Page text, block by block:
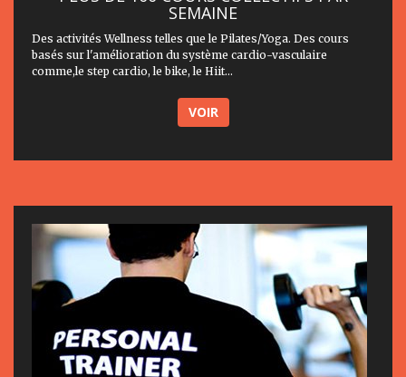
SEMAINE
Des activités Wellness telles que le Pilates/Yoga. Des cours
basés sur l'amélioration du système cardio-vasculaire
comme,le step cardio, le bike, le Hiit...
VOIR